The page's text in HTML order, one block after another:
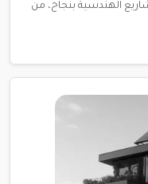
المشاريع الهندسية بنجاح، من